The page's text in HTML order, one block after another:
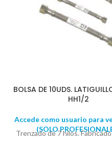
BOLSA DE 10UDS.
HH1/2
Accede como usuario para
(SOLO
Trenzado de 7 hilos.